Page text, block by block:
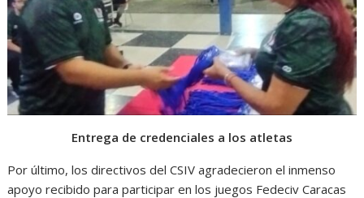
Entrega de credenciales a los atletas
Por último, los directivos del CSIV agradecieron el inmenso
apoyo recibido para participar en los juegos Fedeciv Caracas